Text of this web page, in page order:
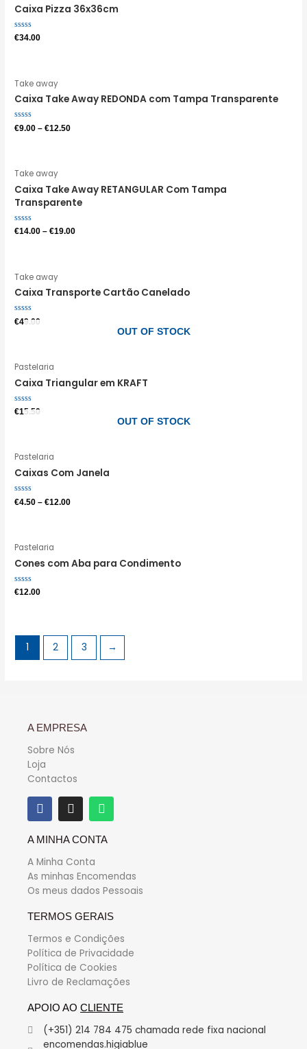
Caixa Pizza 36x36cm
Avaliação
€34.00
Take away
Caixa Take Away REDONDA com Tampa Transparente
Avaliação
0
€9.00 –€12.50
Take away
Caixa Take Away RETANGULAR Com Tampa
Transparente
Avaliação
€14.00 –€19.00
Take away
Caixa Transporte Cartão Canelado
Avaliação
0
€49.00
OUT OF STOCK
Pastelaria
Caixa Triangular em KRAFT
Avaliação
€15.50
OUT OF STOCK
Pastelaria
Caixas Com Janela
Avaliação
0
€4.50 –€12.00
Pastelaria
Cones com Aba para Condimento
Avaliação
€12.00
1 2 3 →
A EMPRESA
Sobre Nós
Loja
Contactos
A MINHA CONTA
A Minha Conta
As minhas Encomendas
Os meus dados Pessoais
TERMOS GERAIS
Termos e Condições
Política de Privacidade
Política de Cookies
Livro de Reclamações
APOIO AO CLIENTE
(+351) 214 784 475 chamada rede fixa nacional
encomendas.higiablue